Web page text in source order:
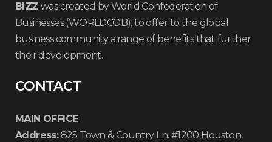
BIZZ was created by World Confederation of
Businesses (WORLDCOB), to offer to the global
business community a range of benefits that further
their development.
CONTACT
MAIN OFFICE
Address:825 Town & Country Ln. #1200 Houston,